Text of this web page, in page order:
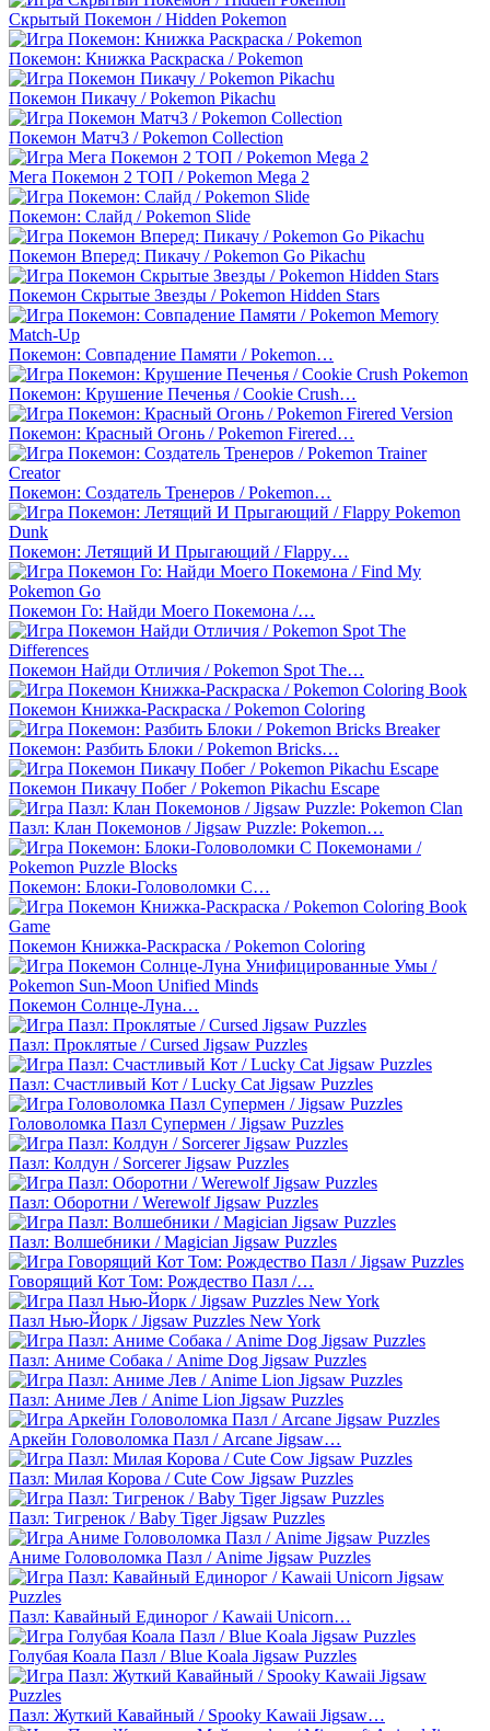
Скрытый Покемон / Hidden Pokemon
Покемон: Книжка Раскраска / Pokemon
Покемон Пикачу / Pokemon Pikachu
Покемон Матч3 / Pokemon Collection
Мега Покемон 2 ТОП / Pokemon Mega 2
Покемон: Слайд / Pokemon Slide
Покемон Вперед: Пикачу / Pokemon Go Pikachu
Покемон Скрытые Звезды / Pokemon Hidden Stars
Покемон: Совпадение Памяти / Pokemon…
Покемон: Крушение Печенья / Cookie Crush…
Покемон: Красный Огонь / Pokemon Firered…
Покемон: Создатель Тренеров / Pokemon…
Покемон: Летящий И Прыгающий / Flappy…
Покемон Го: Найди Моего Покемона /…
Покемон Найди Отличия / Pokemon Spot The…
Покемон Книжка-Раскраска / Pokemon Coloring
Покемон: Разбить Блоки / Pokemon Bricks…
Покемон Пикачу Побег / Pokemon Pikachu Escape
Пазл: Клан Покемонов / Jigsaw Puzzle: Pokemon…
Покемон: Блоки-Головоломки С…
Покемон Книжка-Раскраска / Pokemon Coloring
Покемон Солнце-Луна…
Пазл: Проклятые / Cursed Jigsaw Puzzles
Пазл: Счастливый Кот / Lucky Cat Jigsaw Puzzles
Головоломка Пазл Супермен / Jigsaw Puzzles
Пазл: Колдун / Sorcerer Jigsaw Puzzles
Пазл: Оборотни / Werewolf Jigsaw Puzzles
Пазл: Волшебники / Magician Jigsaw Puzzles
Говорящий Кот Том: Рождество Пазл /…
Пазл Нью-Йорк / Jigsaw Puzzles New York
Пазл: Аниме Собака / Anime Dog Jigsaw Puzzles
Пазл: Аниме Лев / Anime Lion Jigsaw Puzzles
Аркейн Головоломка Пазл / Arcane Jigsaw…
Пазл: Милая Корова / Cute Cow Jigsaw Puzzles
Пазл: Тигренок / Baby Tiger Jigsaw Puzzles
Аниме Головоломка Пазл / Anime Jigsaw Puzzles
Пазл: Кавайный Единорог / Kawaii Unicorn…
Голубая Коала Пазл / Blue Koala Jigsaw Puzzles
Пазл: Жуткий Кавайный / Spooky Kawaii Jigsaw…